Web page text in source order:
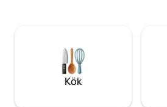
Promenera till flodstranden eller
den häftiga staden och låt de rullande
strömmarna lugna din själ.
Kök